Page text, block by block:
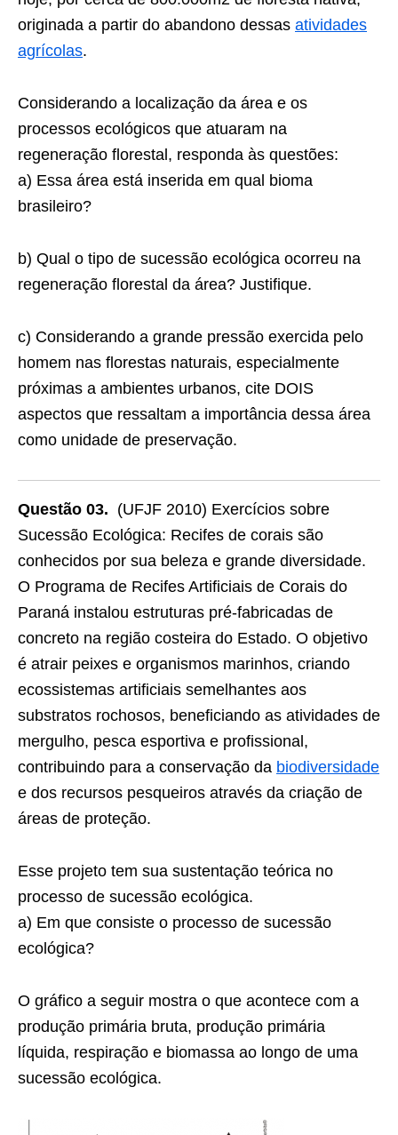
originada a partir do abandono dessas atividades
agrícolas.
Considerando a localização da área e os
processos ecológicos que atuaram na
regeneração florestal, responda às questões:
a) Essa área está inserida em qual bioma
brasileiro?
b) Qual o tipo de sucessão ecológica ocorreu na
regeneração florestal da área? Justifique.
c) Considerando a grande pressão exercida pelo
homem nas florestas naturais, especialmente
próximas a ambientes urbanos, cite DOIS
aspectos que ressaltam a importância dessa área
como unidade de preservação.
Questão 03. (UFJF 2010) Exercícios sobre
Sucessão Ecológica: Recifes de corais são
conhecidos por sua beleza e grande diversidade.
O Programa de Recifes Artificiais de Corais do
Paraná instalou estruturas pré-fabricadas de
concreto na região costeira do Estado. O objetivo
é atrair peixes e organismos marinhos, criando
ecossistemas artificiais semelhantes aos
substratos rochosos, beneficiando as atividades de
mergulho, pesca esportiva e profissional,
contribuindo para a conservação da biodiversidade
e dos recursos pesqueiros através da criação de
áreas de proteção.
Esse projeto tem sua sustentação teórica no
processo de sucessão ecológica.
a) Em que consiste o processo de sucessão
ecológica?
O gráfico a seguir mostra o que acontece com a
produção primária bruta, produção primária
líquida, respiração e biomassa ao longo de uma
sucessão ecológica.